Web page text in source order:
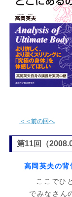
＜＜前の回へ
第11回（
高岡英夫の背
ここでひ
でみなさん